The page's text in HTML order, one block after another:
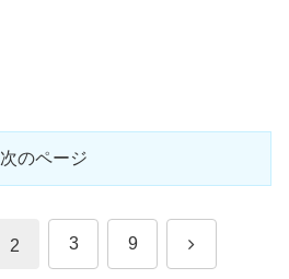
次のページ
2 3 9 次